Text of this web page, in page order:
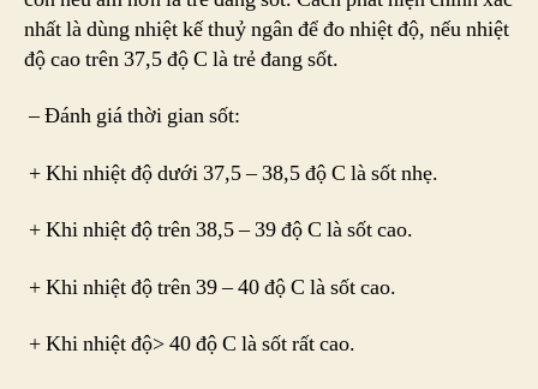
nhất là dùng nhiệt kế thuỷ ngân để đo nhiệt độ, nếu nhiệt
độ cao trên 37,5 độ C là trẻ đang sốt.
– Đánh giá thời gian sốt:
+ Khi nhiệt độ dưới 37,5 – 38,5 độ C là sốt nhẹ.
+ Khi nhiệt độ trên 38,5 – 39 độ C là sốt cao.
+ Khi nhiệt độ trên 39 – 40 độ C là sốt cao.
+ Khi nhiệt độ> 40 độ C là sốt rất cao.